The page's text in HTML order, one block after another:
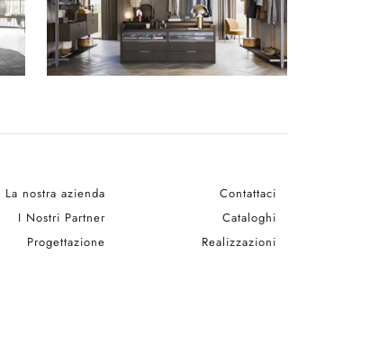
La nostra azienda
I Nostri Partner
Progettazione
Contattaci
Cataloghi
Realizzazioni